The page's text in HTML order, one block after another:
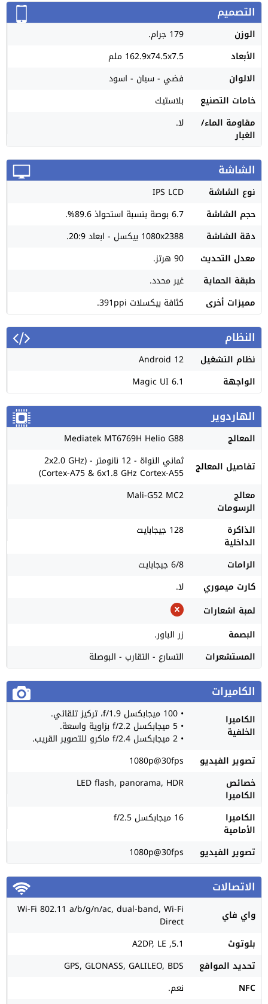
التصميم
الوزن
179 جرام.
الأبعاد
162.9x74.5x7.5 ملم
الالوان
فضي - سيان - اسود
خامات التصنيع
بلاستيك
مقاومة الماء/
الغبار
لا.
الشاشة
نوع الشاشة
IPS LCD
حجم الشاشة
6.7 بوصة بنسبة استحواذ 89.6%.
دقة الشاشة
1080x2388 بيكسل - ابعاد 20:9.
معدل التحديث
90 هرتز.
طبقة الحماية
غير محدد.
مميزات أخرى
كثافة بيكسلات 391ppi.
النظام
نظام التشغيل
Android 12
الواجهة
Magic UI 6.1
الهاردوير
المعالج
Mediatek MT6769H Helio G88
تفاصيل المعالج
ثماني النواة - 12 نانومتر - (2x2.0 GHz
Cortex-A75 & 6x1.8 GHz Cortex-A55)
معالج
الرسومات
Mali-G52 MC2
الذاكرة
الداخلية
128 جيجابايت
الرامات
6/8 جيجابايت
كارت ميموري
لا.
لمبة اشعارات
البصمة
زر الباور.
المستشعرات
التسارع - التقارب - البوصلة
الكاميرات
الكاميرا
الخلفية
• 100 ميجابكسل f/1.9، تركيز تلقائي.
• 5 ميجابكسل f/2.2 بزاوية واسعة.
• 2 ميجابكسل f/2.4 ماكرو للتصوير القريب.
تصوير الفيديو
1080p@30fps
خصائص
الكاميرا
LED flash, panorama, HDR
الكاميرا
الأمامية
16 ميجابكسل f/2.5
تصوير الفيديو 1080p@30fps
الاتصالات
واي فاي Wi-Fi 802.11 a/b/g/n/ac, dual-band, Wi-Fi
Direct
بلوتوث
5.1, A2DP, LE
تحديد المواقع
GPS, GLONASS, GALILEO, BDS
NFC
نعم.